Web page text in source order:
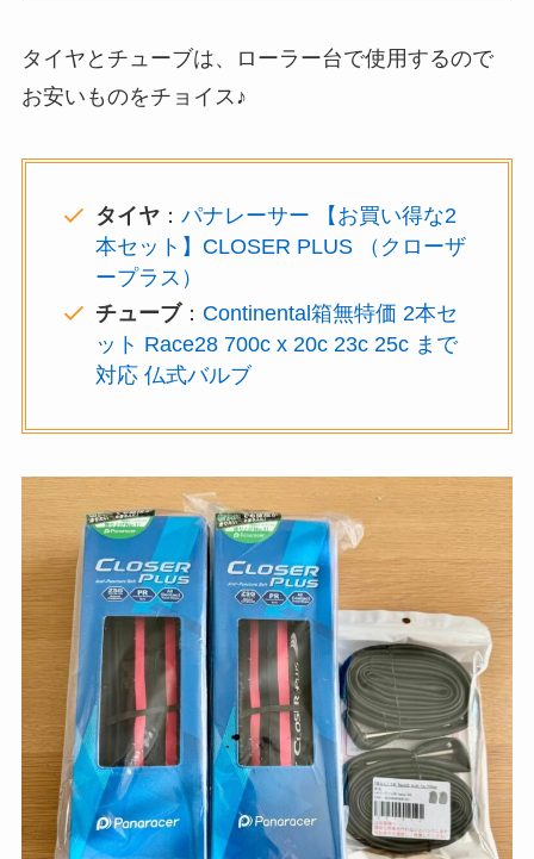
タイヤとチューブは、ローラー台で使用するので
お安いものをチョイス♪
タイヤ ：パナレーサー 【お買い得な2
本セット】CLOSER PLUS （クローザ
ープラス）
チューブ： Continental箱無特価 2本セ
ット Race28 700c x 20c 23c 25c まで
対応 仏式バルブ